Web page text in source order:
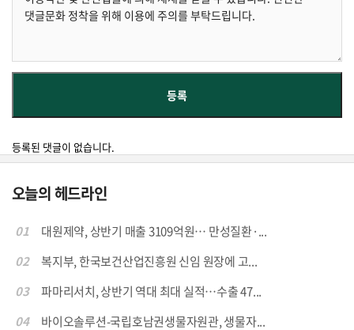
등록된 댓글이 없습니다.
오늘의 헤드라인
01
대원제약, 상반기 매출 3109억원… 만성질환·...
02
복지부, 한국보건산업진흥원 신임 원장에 고...
03
파마리서치, 상반기 역대 최대 실적…수출 47...
04
바이오솔루션-국립호남권생물자원관, 생물자...